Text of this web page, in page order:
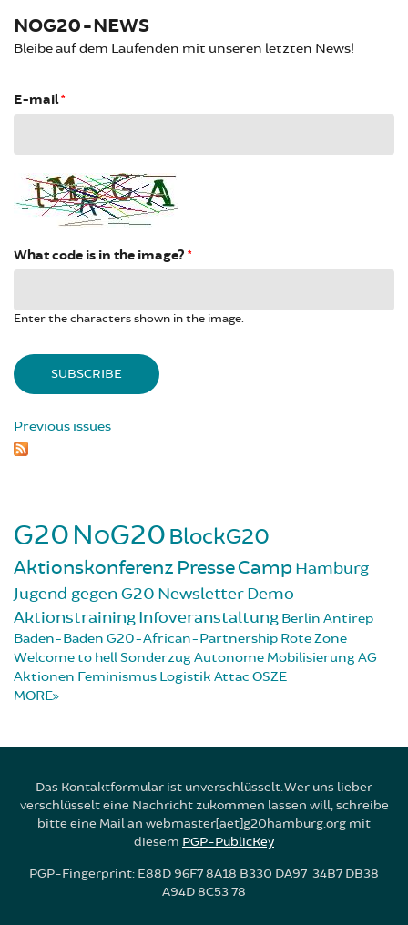
NOG20-NEWS
Bleibe auf dem Laufenden mit unseren letzten News!
E-mail*
What code is in the image? *
Enter the characters shown in the image.
Previous issues
G20NoG20 BlockG20
Aktionskonferenz PresseCampHamburg
Jugend gegen G20 NewsletterDemo
AktionstrainingInfoveranstaltung Berlin Antirep
Baden-Baden G20-African-Partnership Rote Zone
Welcome to hellSonderzugAutonome MobilisierungAG
Aktionen Feminismus Logistik Attac OSZE
MORE
Das Kontaktformular ist unverschlüsselt. Wer uns lieber
verschlüsselt eine Nachricht zukommen lassen will, schreibe
bitte eine Mail an webmaster[aet]g20hamburg.org mit
diesem PGP-PublicKey
PGP-Fingerprint: E88D 96F7 8A18 B330 DA97 34B7 DB38
A94D 8C53 78